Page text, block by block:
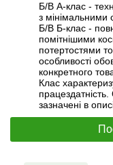
Б/В А-клас -
з мінімальними
Б/В Б-клас -
помітнішими
потертостями
особливості
конкретного
Клас
зазначені в